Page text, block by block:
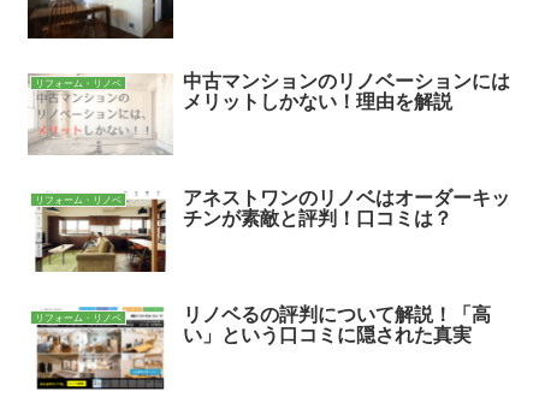
リフォーム・リノベ 中古マンションのリノベーションには
メリットしかない！理由を解説
リフォーム・リノベ アネストワンのリノベはオーダーキッ
チンが素敵と評判！口コミは？
リフォーム・リノベ リノベるの評判について解説！「高
い」という口コミに隠された真実